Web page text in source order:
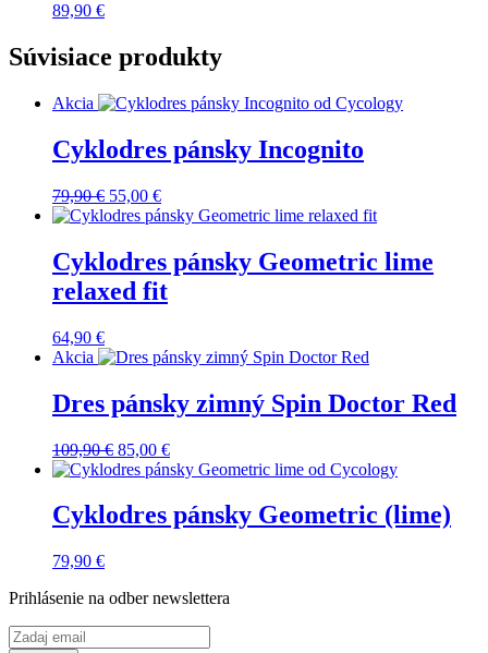
89,90 €
Súvisiace produkty
Akcia
Cyklodres pánsky Incognito
79,90€ Pôvodná
cena
79,90 €.
55,00 €Aktuálna
cena
55,00 €.
Cyklodres pánsky Geometric lime
relaxed fit
64,90 €
Akcia
Dres pánsky zimný Spin Doctor Red
109,90€ Pôvodná
cena
109,90 €.
85,00 €Aktuálna
cena
85,00 €.
Cyklodres pánsky Geometric (lime)
79,90 €
Prihlásenie na odber newslettera